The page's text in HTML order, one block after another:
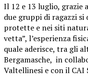
Il 12 e 13 luglio, grazie
due gruppi di ragazzi
protette e nei siti
vetta”, l’esperienza
quale aderisce, tra gli
Bergamasche, in
Valtellinesi e con il CAI